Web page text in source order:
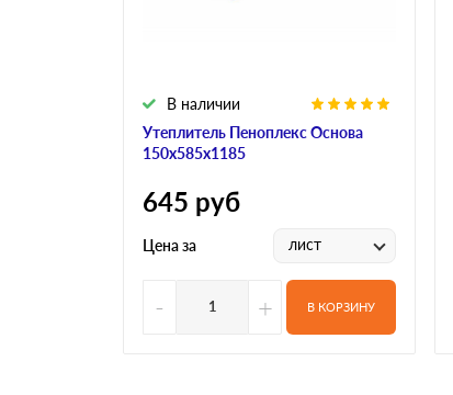
Утеплитель Пеноплекс Основа
150х585х1185
В наличии
645 руб
Цена за лист
- + В КОРЗИНУ